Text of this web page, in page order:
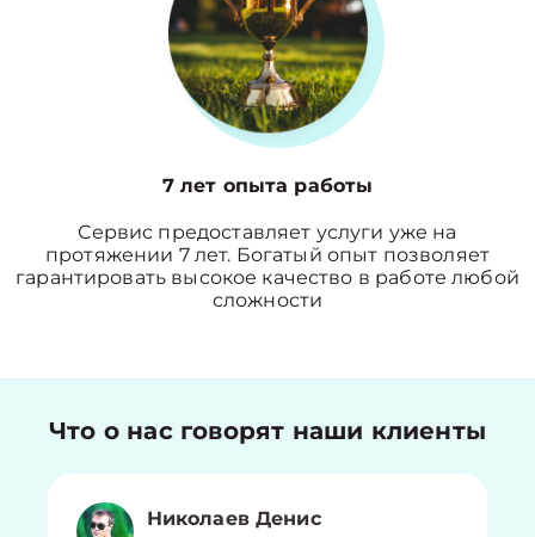
7 лет опыта работы
Сервис предоставляет услуги уже на
протяжении 7 лет. Богатый опыт позволяет
гарантировать высокое качество в работе любой
сложности
Что о нас говорят наши клиенты
Николаев Денис